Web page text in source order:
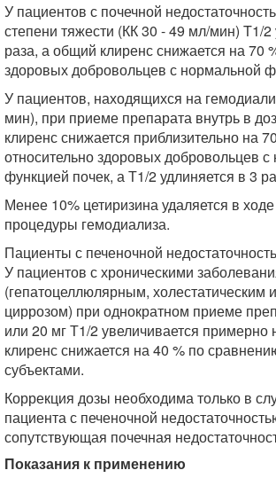
У пациентов с почечной
степени тяжести (КК 30 - 49 мл/мин) T1/2
раза, а общий клиренс снижается на 70
здоровых добровольцев с нормальной
У пациентов, находящихся на
мин), при приеме препарата внутрь в
клиренс снижается приблизительно на
относительно здоровых добровольцев
функцией почек, а Т1/2 удлиняется в 3
Менее 10% цетиризина удаляется в
процедуры гемодиализа.
Пациенты с печеночной
У пациентов с хроническими
(гепатоцеллюлярным, холестатическим
циррозом) при однократном приеме
или 20 мг Т1/2 увеличивается примерно
клиренс снижается на 40 % по
субъектами.
Коррекция дозы необходима только в
пациента с печеночной
сопутствующая почечная
Показания к применению